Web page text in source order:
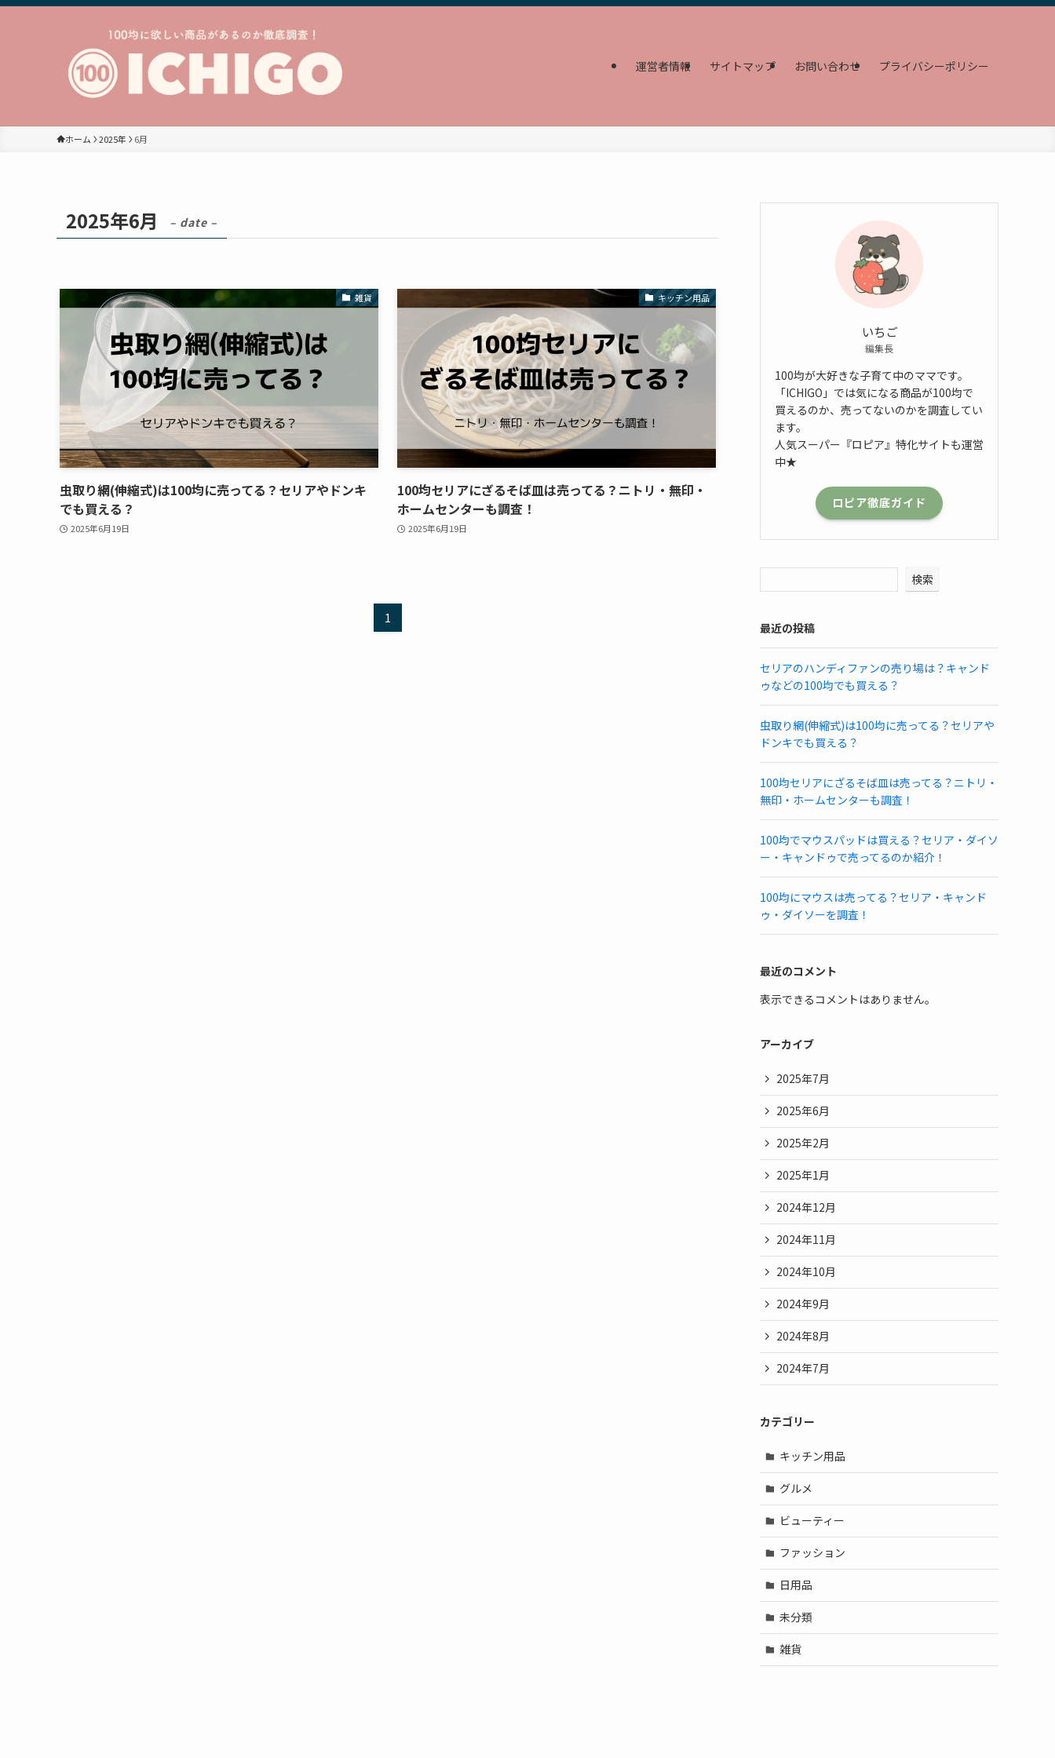
運営者情報 サイトマップ お問い合わせ プライバシーポリシー
ホーム 2025年 6月
2025年6月 – date –
雑貨
虫取り網(伸縮式)は100均に売ってる？セリアやドンキ
でも買える？
2025年6月19日
キッチン用品
100均セリアにざるそば皿は売ってる？ニトリ・無印・
ホームセンターも調査！
2025年6月19日
1
いちご
編集長
100均が大好きな子育て中のママです。
「ICHIGO」では気になる商品が100均で
買えるのか、売ってないのかを調査してい
ます。
人気スーパー『ロピア』特化サイトも運営
中★
ロピア徹底ガイド
検索
最近の投稿
セリアのハンディファンの売り場は？キャンド
ゥなどの100均でも買える？
虫取り網(伸縮式)は100均に売ってる？セリアや
ドンキでも買える？
100均セリアにざるそば皿は売ってる？ニトリ・
無印・ホームセンターも調査！
100均でマウスパッドは買える？セリア・ダイソ
ー・キャンドゥで売ってるのか紹介！
100均にマウスは売ってる？セリア・キャンド
ゥ・ダイソーを調査！
最近のコメント
表示できるコメントはありません。
アーカイブ
2025年7月
2025年6月
2025年2月
2025年1月
2024年12月
2024年11月
2024年10月
2024年9月
2024年8月
2024年7月
カテゴリー
キッチン用品
グルメ
ビューティー
ファッション
日用品
未分類
雑貨